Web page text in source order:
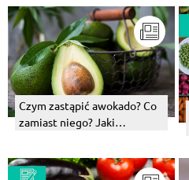
Czym zastąpić awokado? Co
zamiast niego? Jaki